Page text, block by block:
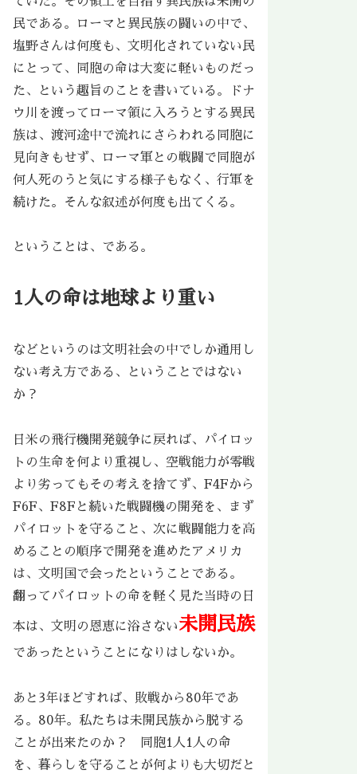
民である。ローマと異民族の闘いの中で、
塩野さんは何度も、文明化されていない民
にとって、同胞の命は大変に軽いものだっ
た、という趣旨のことを書いている。ドナ
ウ川を渡ってローマ領に入ろうとする異民
族は、渡河途中で流れにさらわれる同胞に
見向きもせず、ローマ軍との戦闘で同胞が
何人死のうと気にする様子もなく、行軍を
続けた。そんな叙述が何度も出てくる。
ということは、である。
1人の命は地球より重い
などというのは文明社会の中でしか通用し
ない考え方である、ということではない
か？
日米の飛行機開発競争に戻れば、パイロッ
トの生命を何より重視し、空戦能力が零戦
より劣ってもその考えを捨てず、F4Fから
F6F、F8Fと続いた戦闘機の開発を、まず
パイロットを守ること、次に戦闘能力を高
めることの順序で開発を進めたアメリカ
は、文明国で会ったということである。
翻ってパイロットの命を軽く見た当時の日
本は、文明の恩恵に浴さない未開民族
であったということになりはしないか。
あと3年ほどすれば、敗戦から80年であ
る。80年。私たちは未開民族から脱する
ことが出来たのか？ 同胞1人1人の命
を、暮らしを守ることが何よりも大切だと